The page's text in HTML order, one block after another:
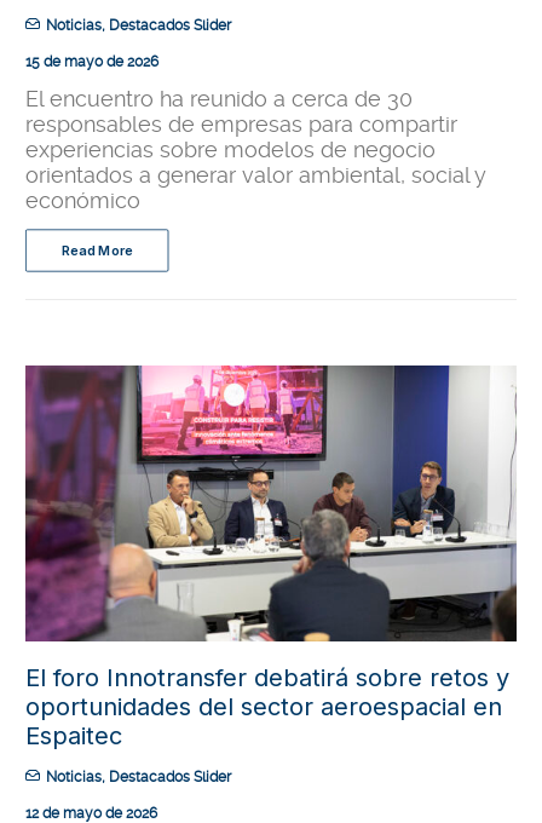
Noticias, Destacados Slider
15 de mayo de 2026
El encuentro ha reunido a cerca de 30
responsables de empresas para compartir
experiencias sobre modelos de negocio
orientados a generar valor ambiental, social y
económico
Read More
El foro Innotransfer debatirá sobre retos y
oportunidades del sector aeroespacial en
Espaitec
Noticias, Destacados Slider
12 de mayo de 2026